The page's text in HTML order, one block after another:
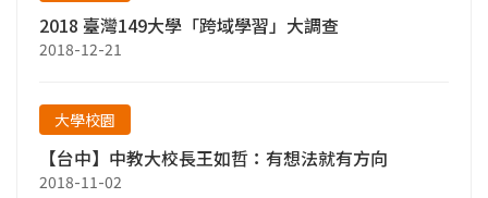
2018 臺灣149大學「跨域學習」大調查
2018-12-21
大學校園
【台中】中教大校長王如哲：有想法就有方向
2018-11-02